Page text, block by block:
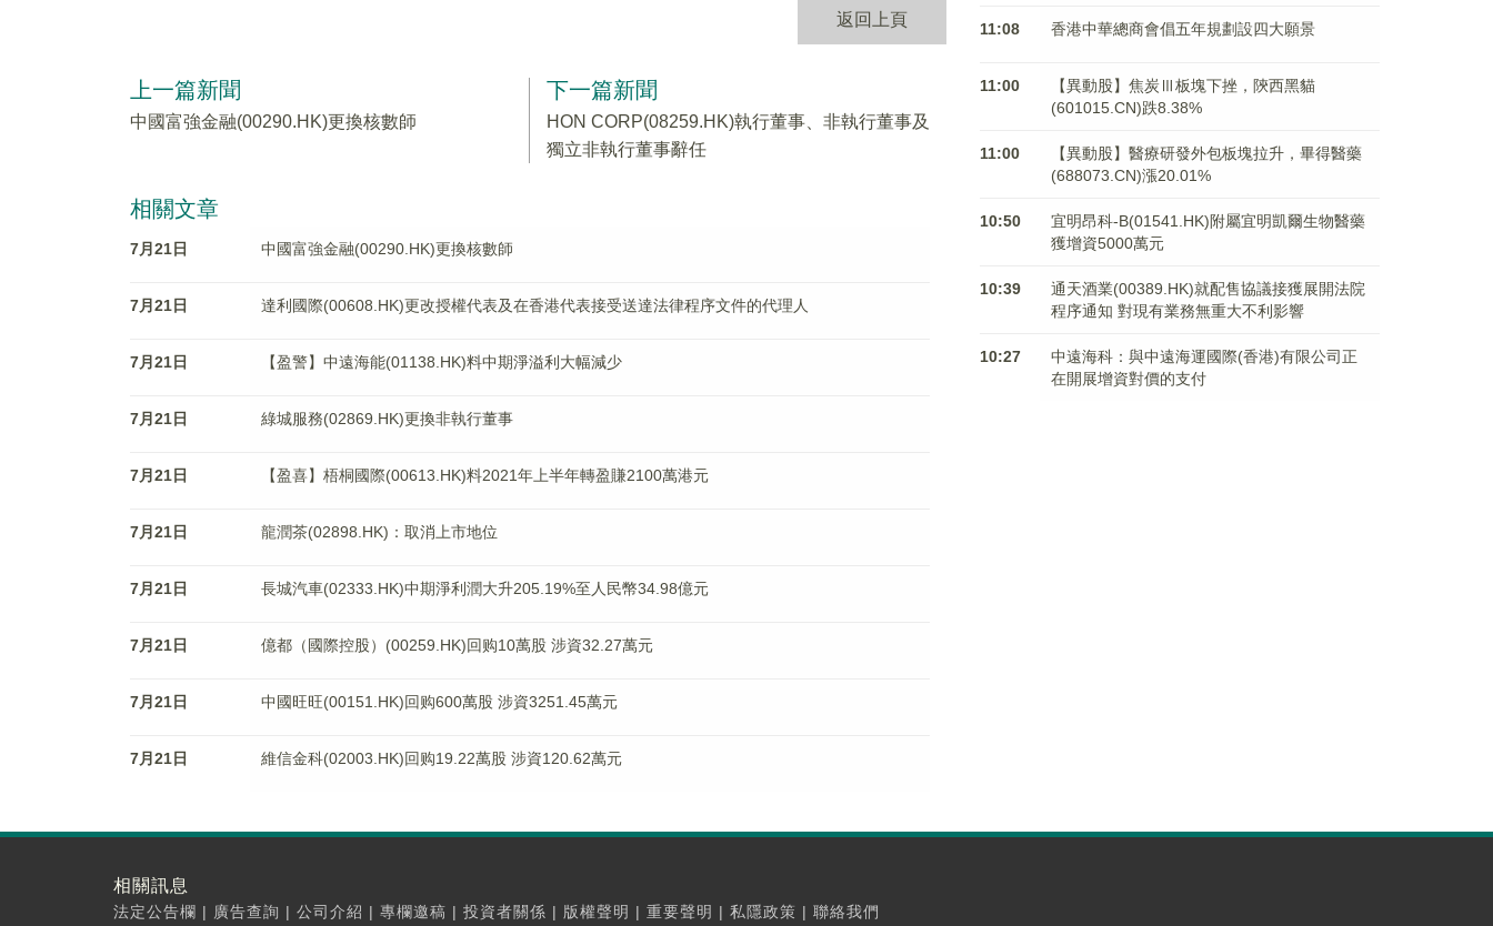
返回上頁
上一篇新聞
中國富強金融(00290.HK)更換核數師
下一篇新聞
HON CORP(08259.HK)執行董事、非執行董事及
獨立非執行董事辭任
相關文章
7月21日 中國富強金融(00290.HK)更換核數師
7月21日 達利國際(00608.HK)更改授權代表及在香港代表接受送達法律程序文件的代理人
7月21日 【盈警】中遠海能(01138.HK)料中期淨溢利大幅減少
7月21日 綠城服務(02869.HK)更換非執行董事
7月21日 【盈喜】梧桐國際(00613.HK)料2021年上半年轉盈賺2100萬港元
7月21日 龍潤茶(02898.HK)：取消上市地位
7月21日 長城汽車(02333.HK)中期淨利潤大升205.19%至人民幣34.98億元
7月21日 億都（國際控股）(00259.HK)回购10萬股 涉資32.27萬元
7月21日 中國旺旺(00151.HK)回购600萬股 涉資3251.45萬元
7月21日 維信金科(02003.HK)回购19.22萬股 涉資120.62萬元
11:08 香港中華總商會倡五年規劃設四大願景
11:00
【異動股】焦炭Ⅲ板塊下挫，陝西黑貓
(601015.CN)跌8.38%
11:00
【異動股】醫療研發外包板塊拉升，畢得醫藥
(688073.CN)漲20.01%
10:50
宜明昂科-B(01541.HK)附屬宜明凱爾生物醫藥
獲增資5000萬元
10:39
通天酒業(00389.HK)就配售協議接獲展開法院
程序通知 對現有業務無重大不利影響
10:27
中遠海科：與中遠海運國際(香港)有限公司正
在開展增資對價的支付
相關訊息
法定公告欄 | 廣告查詢 | 公司介紹 | 專欄邀稿 | 投資者關係 | 版權聲明 | 重要聲明 | 私隱政策 | 聯絡我們